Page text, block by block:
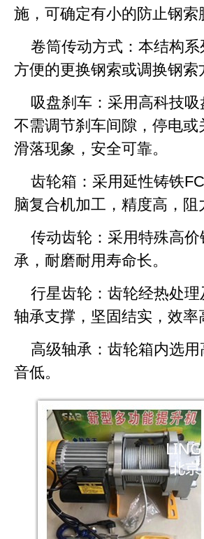
施，可确定有小的防止钢
卷筒传动方式：本结构
方便的更换钢索或调换钢索
吸盘刹车：采用高科技
不需调节刹车间隙，停电
滑落现象，安全可靠。
齿轮箱：采用延性铸铁
脑复合机加工，精度高，阻
传动齿轮：采用特殊高
承，耐磨耐用寿命长。
行星齿轮：齿轮经热处
轴承支撑，坚固结实，效
高级轴承：齿轮箱内选
音低。